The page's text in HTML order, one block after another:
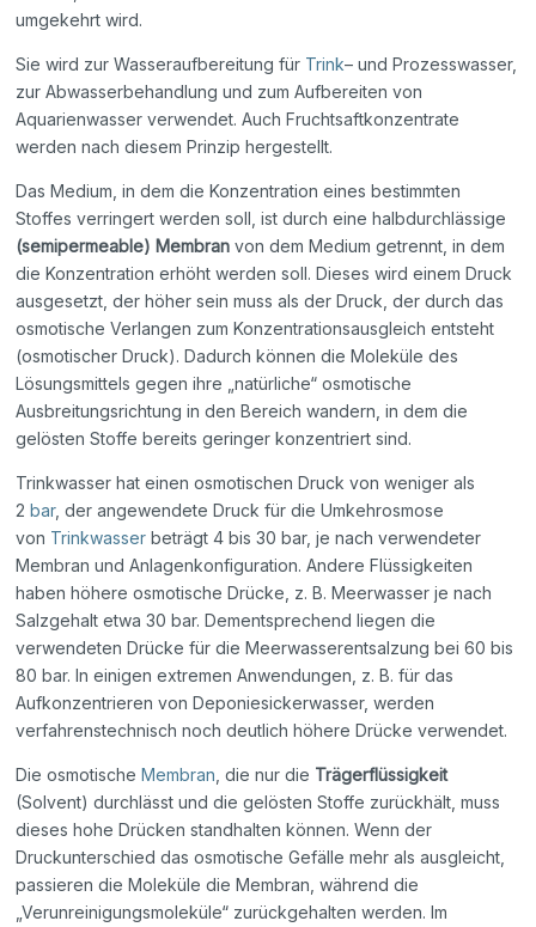
umgekehrt wird.
Sie wird zur Wasseraufbereitung für Trink– und Prozesswasser,
zur Abwasserbehandlung und zum Aufbereiten von
Aquarienwasser verwendet. Auch Fruchtsaftkonzentrate
werden nach diesem Prinzip hergestellt.
Das Medium, in dem die Konzentration eines bestimmten
Stoffes verringert werden soll, ist durch eine halbdurchlässige
(semipermeable) Membran von dem Medium getrennt, in dem
die Konzentration erhöht werden soll. Dieses wird einem Druck
ausgesetzt, der höher sein muss als der Druck, der durch das
osmotische Verlangen zum Konzentrationsausgleich entsteht
(osmotischer Druck). Dadurch können die Moleküle des
Lösungsmittels gegen ihre „natürliche“ osmotische
Ausbreitungsrichtung in den Bereich wandern, in dem die
gelösten Stoffe bereits geringer konzentriert sind.
Trinkwasser hat einen osmotischen Druck von weniger als
2bar, der angewendete Druck für die Umkehrosmose
von Trinkwasser beträgt 4 bis 30 bar, je nach verwendeter
Membran und Anlagenkonfiguration. Andere Flüssigkeiten
haben höhere osmotische Drücke, z. B. Meerwasser je nach
Salzgehalt etwa 30 bar. Dementsprechend liegen die
verwendeten Drücke für die Meerwasserentsalzung bei 60 bis
80 bar. In einigen extremen Anwendungen, z. B. für das
Aufkonzentrieren von Deponiesickerwasser, werden
verfahrenstechnisch noch deutlich höhere Drücke verwendet.
Die osmotischeMembran , die nur die Trägerflüssigkeit
(Solvent) durchlässt und die gelösten Stoffe zurückhält, muss
dieses hohe Drücken standhalten können. Wenn der
Druckunterschied das osmotische Gefälle mehr als ausgleicht,
passieren die Moleküle die Membran, während die
„Verunreinigungsmoleküle“ zurückgehalten werden. Im